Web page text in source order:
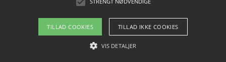
TILLAD COOKIES TILLAD IKKE COOKIES
VIS DETALJER